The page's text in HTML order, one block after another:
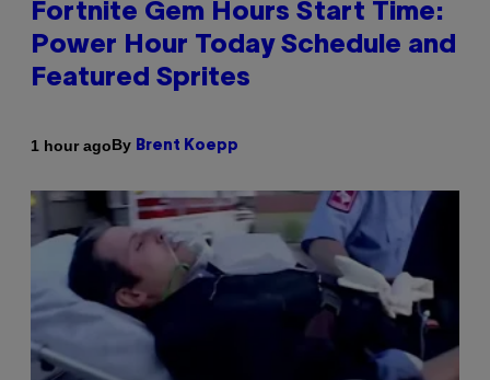
Fortnite Gem Hours Start Time:
Power Hour Today Schedule and
Featured Sprites
1 hour agoBy Brent Koepp